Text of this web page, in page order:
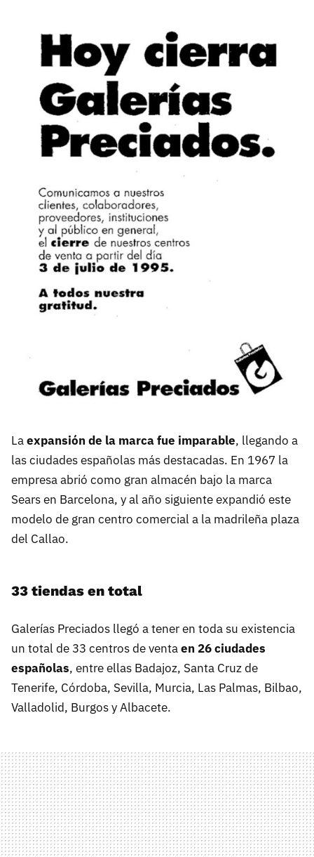
Laexpansión de la marca fue imparable, llegando a
las ciudades españolas más destacadas. En 1967 la
empresa abrió como gran almacén bajo la marca
Sears en Barcelona, y al año siguiente expandió este
modelo de gran centro comercial a la madrileña plaza
del Callao.
33 tiendas en total
Galerías Preciados llegó a tener en toda su existencia
un total de 33 centros de ventaen 26 ciudades
españolas, entre ellas Badajoz, Santa Cruz de
Tenerife, Córdoba, Sevilla, Murcia, Las Palmas, Bilbao,
Valladolid, Burgos y Albacete.